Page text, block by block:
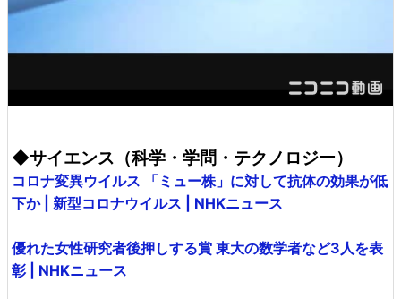
◆サイエンス（科学・学問・テクノロジー）
コロナ変異ウイルス 「ミュー株」に対して抗体の効果が低
下か | 新型コロナウイルス | NHKニュース
優れた女性研究者後押しする賞 東大の数学者など3人を表
彰 | NHKニュース